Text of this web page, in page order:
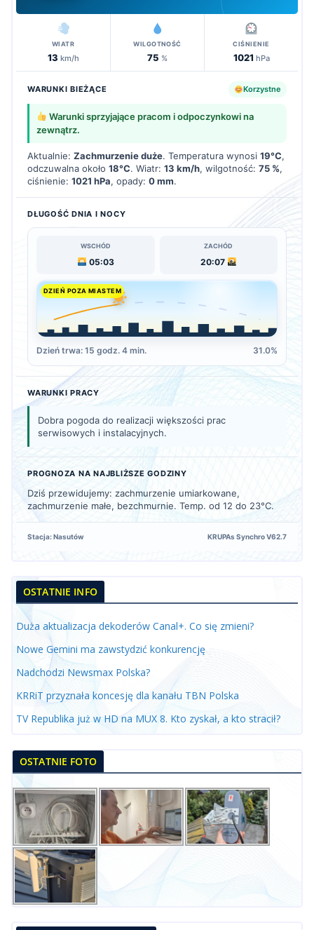
WIATR
13 km/h
WILGOTNOŚĆ
75 %
CIŚNIENIE
1021 hPa
WARUNKI BIEŻĄCE Korzystne
Warunki sprzyjające pracom i odpoczynkowi na
zewnątrz.
Aktualnie: Zachmurzenie duże. Temperatura wynosi 19°C,
odczuwalna około 18°C. Wiatr: 13 km/h, wilgotność: 75 %,
ciśnienie: 1021 hPa, opady: 0 mm.
DŁUGOŚĆ DNIA I NOCY
WSCHÓD
05:03
ZACHÓD
20:07
DZIEŃ POZA MIASTEM
Dzień trwa: 15 godz. 4 min. 31.0%
WARUNKI PRACY
Dobra pogoda do realizacji większości prac
serwisowych i instalacyjnych.
PROGNOZA NA NAJBLIŻSZE GODZINY
Dziś przewidujemy: zachmurzenie umiarkowane,
zachmurzenie małe, bezchmurnie. Temp. od 12 do 23°C.
Stacja: Nasutów KRUPAs Synchro V62.7
OSTATNIE INFO
Duża aktualizacja dekoderów Canal+. Co się zmieni?
Nowe Gemini ma zawstydzić konkurencję
Nadchodzi Newsmax Polska?
KRRiT przyznała koncesję dla kanału TBN Polska
TV Republika już w HD na MUX 8. Kto zyskał, a kto stracił?
OSTATNIE FOTO